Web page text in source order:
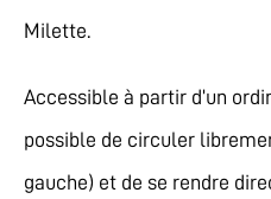
Milette.
Accessible à partir d’un
possible de circuler
gauche) et de se rendre